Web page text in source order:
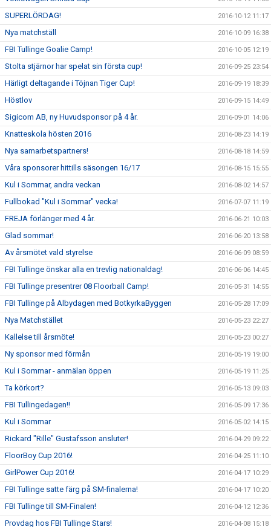
SUPERLÖRDAG! 2016-10-12 11:17
Nya matchställ 2016-10-09 16:38
FBI Tullinge Goalie Camp! 2016-10-05 12:19
Stolta stjärnor har spelat sin första cup! 2016-09-25 23:54
Härligt deltagande i Töjnan Tiger Cup! 2016-09-19 18:39
Höstlov 2016-09-15 14:49
Sigicom AB, ny Huvudsponsor på 4 år. 2016-09-01 14:06
Knatteskola hösten 2016 2016-08-23 14:19
Nya samarbetspartners! 2016-08-18 14:59
Våra sponsorer hittills säsongen 16/17 2016-08-15 15:55
Kul i Sommar, andra veckan 2016-08-02 14:57
Fullbokad "Kul i Sommar" vecka! 2016-07-07 11:19
FREJA förlänger med 4 år. 2016-06-21 10:03
Glad sommar! 2016-06-20 13:58
Av årsmötet vald styrelse 2016-06-09 08:59
FBI Tullinge önskar alla en trevlig nationaldag! 2016-06-06 14:45
FBI Tullinge presentrer 08 Floorball Camp! 2016-05-31 14:55
FBI Tullinge på Albydagen med BotkyrkaByggen 2016-05-28 17:09
Nya Matchstället 2016-05-23 22:27
Kallelse till årsmöte! 2016-05-23 00:27
Ny sponsor med förmån 2016-05-19 19:00
Kul i Sommar - anmälan öppen 2016-05-19 11:25
Ta körkort? 2016-05-13 09:03
FBI Tullingedagen!! 2016-05-09 17:36
Kul i Sommar 2016-05-02 14:15
Rickard "Rille" Gustafsson ansluter! 2016-04-29 09:22
FloorBoy Cup 2016! 2016-04-25 11:10
GirlPower Cup 2016! 2016-04-17 10:29
FBI Tullinge satte färg på SM-finalerna! 2016-04-17 10:20
FBI Tullinge till SM-Finalen! 2016-04-12 12:36
Provdag hos FBI Tullinge Stars! 2016-04-08 15:18